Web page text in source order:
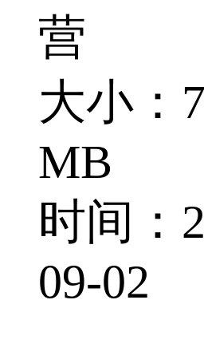
营
大小：
MB
时间：
09-02